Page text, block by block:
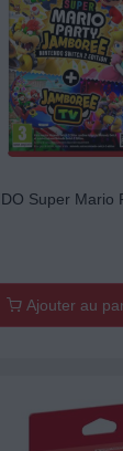
Super Mario
Ajouter au